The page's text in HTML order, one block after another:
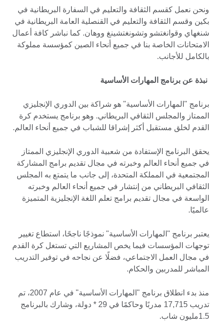
ونحن نعمل كقسم الثقافة والتعليم في السفارة البريطانية في
بكين وقسم الثقافة والتعليم في القنصلية العامة البريطانية في
شنغهاي وقوانغتشو وتشونغتشينغ ووهان. كما نباشر كافة أعمال
الامتحانات الخاصة بنا في جميع أنحاء الصين كمؤسسة مملوكة
بالكامل للأجانب.
نبذة عن برنامج المهارات الأساسية
برنامج "المهارات الأساسية" هو شراكة بين الدوري الإنجليزي
الممتاز والمجلس الثقافي البريطاني. وهو برنامج يستخدم كرة
القدم لخلق مستقبل أكثر إشراقا للشباب في جميع أنحاء العالم.
يحقق البرنامج الإستفادة من شعبية الدوري الإنجليزي الممتاز
في جميع أنحاء العالم وخبرته في مجال تقديم برامج المشاركة
المجتمعية في المملكة المتحدة، إلى جانب ما يتمتع به المجلس
الثقافي البريطاني من إنتشار في جميع أنحاء العالم وخبرته
الواسعة في مجال تقديم برامج تعلم اللغة الإنجليزية المتميزة
عالميًا.
يعتبر برنامج "المهارات الأساسية" نموذجًا ناجحًا، استطاع تغيير
توجهات المؤسسات فيما يخص المشاريع التي تستغل كرة القدم
في مجال العمل الاجتماعي، فضلًا عن نجاحه في توفير التدريب
المباشر للمدربين والحكام.
منذ بدء انطلاق برنامج "المهارات الأساسية" في عام 2007، تم
تدريب 17,715 مدربًا وحاكمًا في 29 * دولة، وشارك بالبرنامج
1.5مليون شاب.